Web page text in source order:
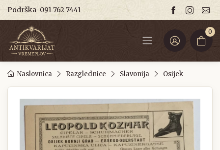
Podrška 091 762 7441
0
Naslovnica Razglednice Slavonija Osijek